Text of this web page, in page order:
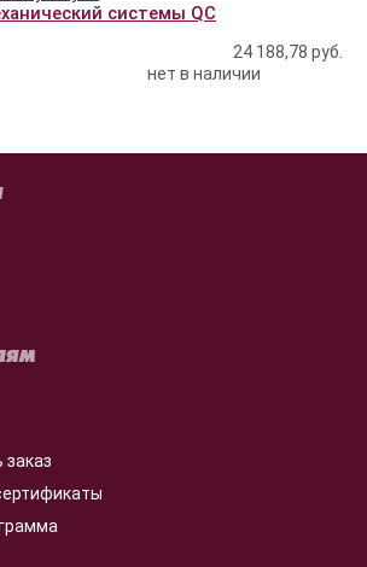
системы QC
24 188,78 руб.
нет в наличии